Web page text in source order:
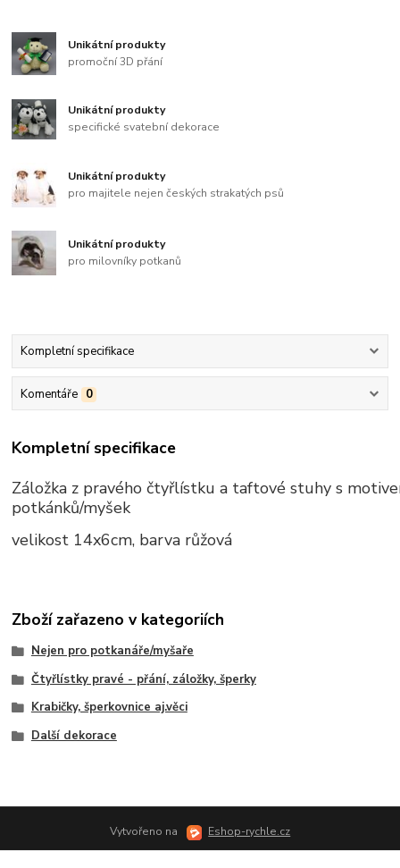
Unikátní produkty
promoční 3D přání
Unikátní produkty
specifické svatební dekorace
Unikátní produkty
pro majitele nejen českých strakatých psů
Unikátní produkty
pro milovníky potkanů
Kompletní specifikace
Komentáře 0
Kompletní specifikace
Záložka z pravého čtyřlístku a taftové stuhy s
potkánků/myšek
velikost 14x6cm, barva růžová
Zboží zařazeno v kategoriích
Nejen pro potkanáře/myšaře
Čtyřlístky pravé - přání, záložky, šperky
Krabičky, šperkovnice aj.věci
Další dekorace
Vytvořeno na Eshop-rychle.cz